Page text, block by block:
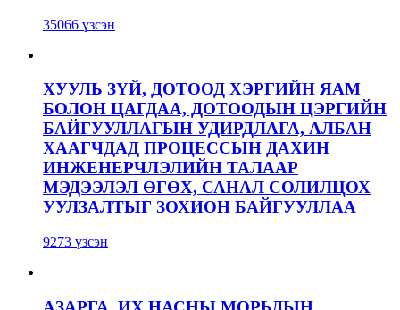
35066 үзсэн
ХУУЛЬ ЗҮЙ, ДОТООД ХЭРГИЙН ЯАМ
БОЛОН ЦАГДАА, ДОТООДЫН ЦЭРГИЙН
БАЙГУУЛЛАГЫН УДИРДЛАГА, АЛБАН
ХААГЧДАД ПРОЦЕССЫН ДАХИН
ИНЖЕНЕРЧЛЭЛИЙН ТАЛААР
МЭДЭЭЛЭЛ ӨГӨХ, САНАЛ СОЛИЛЦОХ
УУЛЗАЛТЫГ ЗОХИОН БАЙГУУЛЛАА
9273 үзсэн